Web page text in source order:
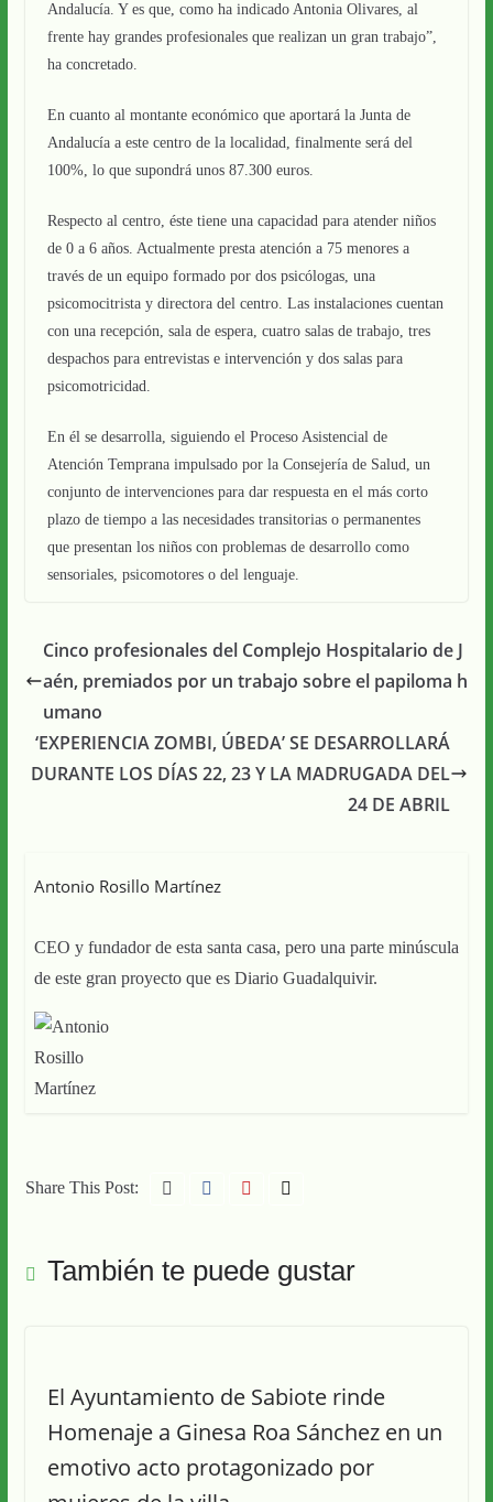
Andalucía. Y es que, como ha indicado Antonia Olivares, al
frente hay grandes profesionales que realizan un gran trabajo”,
ha concretado.
En cuanto al montante económico que aportará la Junta de
Andalucía a este centro de la localidad, finalmente será del
100%, lo que supondrá unos 87.300 euros.
Respecto al centro, éste tiene una capacidad para atender niños
de 0 a 6 años. Actualmente presta atención a 75 menores a
través de un equipo formado por dos psicólogas, una
psicomocitrista y directora del centro. Las instalaciones cuentan
con una recepción, sala de espera, cuatro salas de trabajo, tres
despachos para entrevistas e intervención y dos salas para
psicomotricidad.
En él se desarrolla, siguiendo el Proceso Asistencial de
Atención Temprana impulsado por la Consejería de Salud, un
conjunto de intervenciones para dar respuesta en el más corto
plazo de tiempo a las necesidades transitorias o permanentes
que presentan los niños con problemas de desarrollo como
sensoriales, psicomotores o del lenguaje.
Cinco profesionales del Complejo Hospitalario de J
aén, premiados por un trabajo sobre el papiloma h
umano
‘EXPERIENCIA ZOMBI, ÚBEDA’ SE DESARROLLARÁ
DURANTE LOS DÍAS 22, 23 Y LA MADRUGADA DEL
24 DE ABRIL
Antonio Rosillo Martínez
CEO y fundador de esta santa casa, pero una parte minúscula
de este gran proyecto que es Diario Guadalquivir.
Share This Post:
También te puede gustar
El Ayuntamiento de Sabiote rinde
Homenaje a Ginesa Roa Sánchez en un
emotivo acto protagonizado por